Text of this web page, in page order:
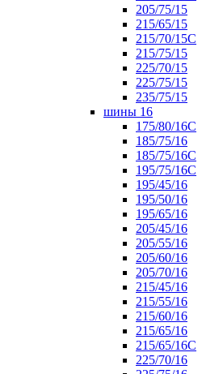
205/75/15
215/65/15
215/70/15C
215/75/15
225/70/15
225/75/15
235/75/15
шины 16
175/80/16С
185/75/16
185/75/16С
195/75/16С
195/45/16
195/50/16
195/65/16
205/45/16
205/55/16
205/60/16
205/70/16
215/45/16
215/55/16
215/60/16
215/65/16
215/65/16С
225/70/16